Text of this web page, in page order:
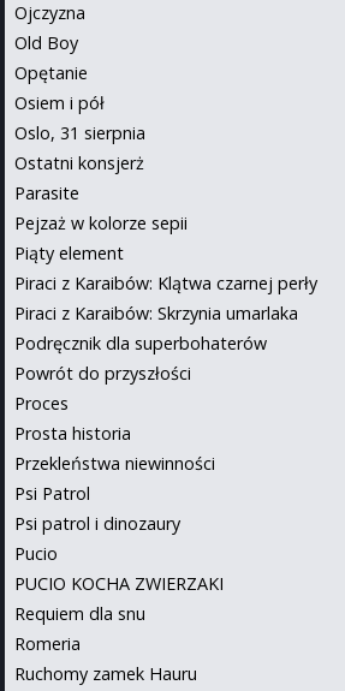
Ojczyzna
Old Boy
Opętanie
Osiem i pół
Oslo, 31 sierpnia
Ostatni konsjerż
Parasite
Pejzaż w kolorze sepii
Piąty element
Piraci z Karaibów: Klątwa czarnej perły
Piraci z Karaibów: Skrzynia umarlaka
Podręcznik dla superbohaterów
Powrót do przyszłości
Proces
Prosta historia
Przekleństwa niewinności
Psi Patrol
Psi patrol i dinozaury
Pucio
PUCIO KOCHA ZWIERZAKI
Requiem dla snu
Romeria
Ruchomy zamek Hauru